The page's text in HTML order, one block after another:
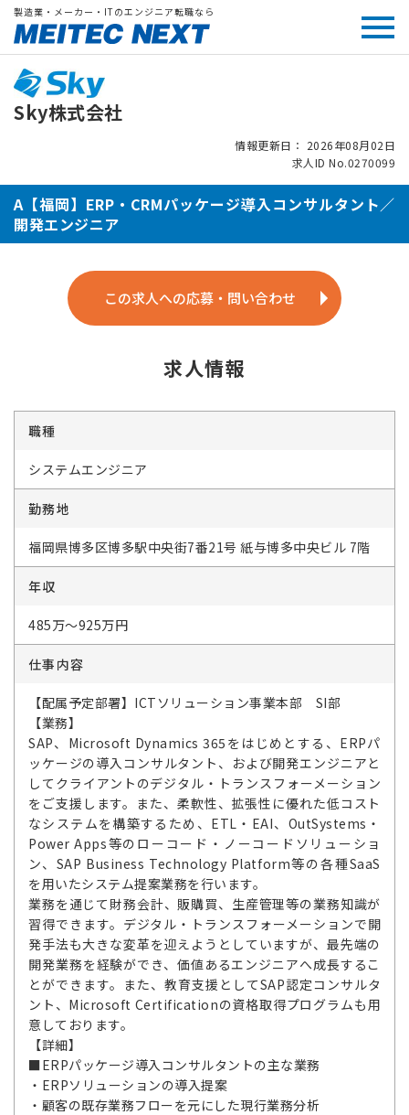
製造業・メーカー・ITのエンジニア転職なら
Sky株式会社
情報更新日： 2026年08月02日
求人ID No.0270099
A【福岡】ERP・CRMパッケージ導入コンサルタント／
開発エンジニア
この求人への応募・問い合わせ
求人情報
職種
システムエンジニア
勤務地
福岡県博多区博多駅中央街7番21号 紙与博多中央ビル 7階
年収
485万～925万円
仕事内容
【配属予定部署】ICTソリューション事業本部 SI部
【業務】
SAP、Microsoft Dynamics 365をはじめとする、ERPパ
ッケージの導入コンサルタント、および開発エンジニアと
してクライアントのデジタル・トランスフォーメーション
をご支援します。また、柔軟性、拡張性に優れた低コスト
なシステムを構築するため、ETL・EAI、OutSystems・
Power Apps等のローコード・ノーコードソリューショ
ン、SAP Business Technology Platform等の各種SaaS
を用いたシステム提案業務を行います。
業務を通じて財務会計、販購買、生産管理等の業務知識が
習得できます。デジタル・トランスフォーメーションで開
発手法も大きな変革を迎えようとしていますが、最先端の
開発業務を経験ができ、価値あるエンジニアへ成長するこ
とができます。また、教育支援としてSAP認定コンサルタ
ント、Microsoft Certificationの資格取得プログラムも用
意しております。
【詳細】
■ERPパッケージ導入コンサルタントの主な業務
・ERPソリューションの導入提案
・顧客の既存業務フローを元にした現行業務分析